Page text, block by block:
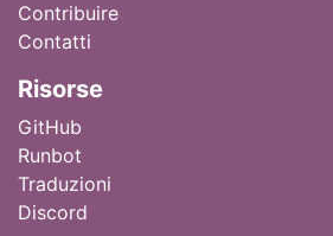
Contribuire
Contatti
Risorse
GitHub
Runbot
Traduzioni
Discord